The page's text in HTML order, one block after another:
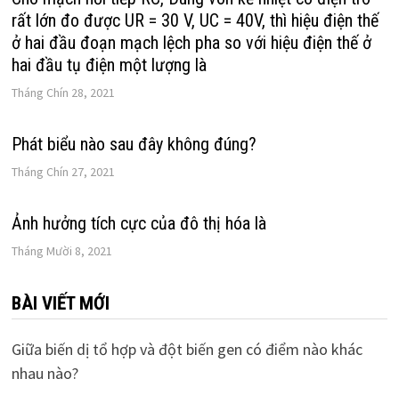
rất lớn đo được UR = 30 V, UC = 40V, thì hiệu điện thế
ở hai đầu đoạn mạch lệch pha so với hiệu điện thế ở
hai đầu tụ điện một lượng là
Tháng Chín 28, 2021
Phát biểu nào sau đây không đúng?
Tháng Chín 27, 2021
Ảnh hưởng tích cực của đô thị hóa là
Tháng Mười 8, 2021
BÀI VIẾT MỚI
Giữa biến dị tổ hợp và đột biến gen có điểm nào khác
nhau nào?